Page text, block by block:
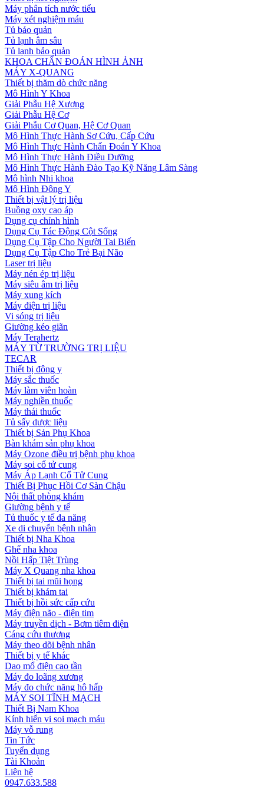
Máy phân tích nước tiểu
Máy xét nghiệm máu
Tủ bảo quản
Tủ lạnh âm sâu
Tủ lạnh bảo quản
KHOA CHẨN ĐOÁN HÌNH ẢNH
MÁY X-QUANG
Thiết bị thăm dò chức năng
Mô Hình Y Khoa
Giải Phẫu Hệ Xương
Giải Phẫu Hệ Cơ
Giải Phẫu Cơ Quan, Hệ Cơ Quan
Mô Hình Thực Hành Sơ Cứu, Cấp Cứu
Mô Hình Thực Hành Chẩn Đoán Y Khoa
Mô Hình Thực Hành Điều Dưỡng
Mô Hình Thực Hành Đào Tạo Kỹ Năng Lâm Sàng
Mô hình Nhi khoa
Mô Hình Đông Y
Thiết bị vật lý trị liệu
Buồng oxy cao áp
Dụng cụ chỉnh hình
Dụng Cụ Tác Động Cột Sống
Dụng Cụ Tập Cho Người Tai Biến
Dụng Cụ Tập Cho Trẻ Bại Não
Laser trị liệu
Máy nén ép trị liệu
Máy siêu âm trị liệu
Máy xung kích
Máy điện trị liệu
Vi sóng trị liệu
Giường kéo giãn
Máy Terahertz
MÁY TỪ TRƯỜNG TRỊ LIỆU
TECAR
Thiết bị đông y
Máy sắc thuốc
Máy làm viên hoàn
Máy nghiền thuốc
Máy thái thuốc
Tủ sấy dược liệu
Thiết bị Sản Phụ Khoa
Bàn khám sản phụ khoa
Máy Ozone điều trị bệnh phụ khoa
Máy soi cổ tử cung
Máy Áp Lạnh Cổ Tử Cung
Thiết Bị Phục Hồi Cơ Sàn Chậu
Nội thất phòng khám
Giường bệnh y tế
Tủ thuốc y tế đa năng
Xe di chuyển bệnh nhân
Thiết bị Nha Khoa
Ghế nha khoa
Nồi Hấp Tiệt Trùng
Máy X Quang nha khoa
Thiết bị tai mũi họng
Thiết bị khám tai
Thiết bị hồi sức cấp cứu
Máy điện não - điện tim
Máy truyền dịch - Bơm tiêm điện
Cáng cứu thương
Máy theo dõi bệnh nhân
Thiết bị y tế khác
Dao mổ điện cao tần
Máy đo loãng xương
Máy đo chức năng hô hấp
MÁY SOI TĨNH MẠCH
Thiết Bị Nam Khoa
Kính hiển vi soi mạch máu
Máy vỗ rung
Tin Tức
Tuyển dụng
Tài Khoản
Liên hệ
0947.633.588